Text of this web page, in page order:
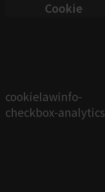
Cookie
cookielawinfo-
checkbox-analytics